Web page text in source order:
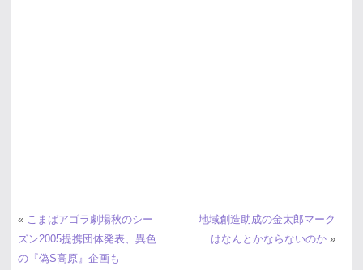
« こまばアゴラ劇場秋のシー
ズン2005提携団体発表、異色
の『偽S高原』企画も
地域創造助成の金太郎マーク
はなんとかならないのか»